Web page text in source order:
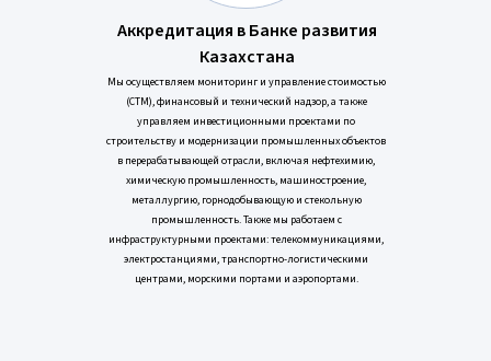
Мы осуществляем мониторинг и управление стоимостью
(CTM), финансовый и технический надзор, а также
управляем инвестиционными проектами по
строительству и модернизации промышленных объектов
в перерабатывающей отрасли, включая нефтехимию,
химическую промышленность, машиностроение,
металлургию, горнодобывающую и стекольную
промышленность. Также мы работаем с
инфраструктурными проектами: телекоммуникациями,
электростанциями, транспортно-логистическими
центрами, морскими портами и аэропортами.
Аккредитация в Банке развития
Казахстана